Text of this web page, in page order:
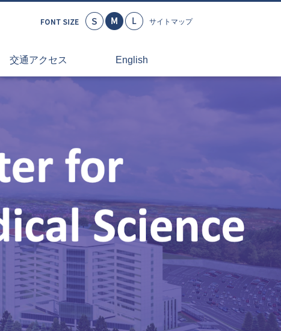
サイトマップ
交通アクセス English